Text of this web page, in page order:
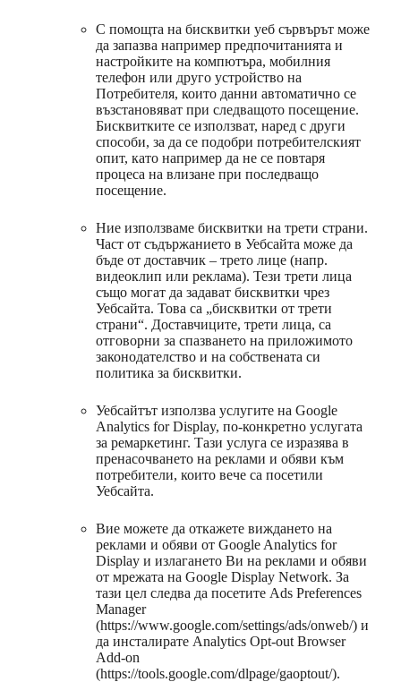
С помощта на бисквитки уеб сървърът може
да запазва например предпочитанията и
настройките на компютъра, мобилния
телефон или друго устройство на
Потребителя, които данни автоматично се
възстановяват при следващото посещение.
Бисквитките се използват, наред с други
способи, за да се подобри потребителският
опит, като например да не се повтаря
процеса на влизане при последващо
посещение.
Ние използваме бисквитки на трети страни.
Част от съдържанието в Уебсайта може да
бъде от доставчик – трето лице (напр.
видеоклип или реклама). Тези трети лица
също могат да задават бисквитки чрез
Уебсайта. Това са „бисквитки от трети
страни“. Доставчиците, трети лица, са
отговорни за спазването на приложимото
законодателство и на собствената си
политика за бисквитки.
Уебсайтът използва услугите на Google
Analytics for Display, по-конкретно услугата
за ремаркетинг. Тази услуга се изразява в
пренасочването на реклами и обяви към
потребители, които вече са посетили
Уебсайта.
Вие можете да откажете виждането на
реклами и обяви от Google Analytics for
Display и излагането Ви на реклами и обяви
от мрежата на Google Display Network. За
тази цел следва да посетите Ads Preferences
Manager
(https://www.google.com/settings/ads/onweb/) и
да инсталирате Analytics Opt-out Browser
Add-on
(https://tools.google.com/dlpage/gaoptout/).